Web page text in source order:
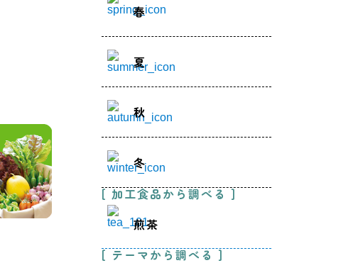
春
夏
秋
冬
[ 加工食品から調べる ]
煎茶
[ テーマから調べる ]